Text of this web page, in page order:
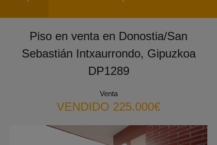
Piso en venta en Donostia/San
Sebastián Intxaurrondo, Gipuzkoa
DP1289
Venta
VENDIDO 225.000€